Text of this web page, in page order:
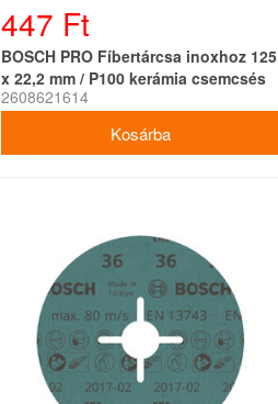
447 Ft
BOSCH PRO Fíbertárcsa inoxhoz 125
x 22,2 mm / P100 kerámia csemcsés
2608621614